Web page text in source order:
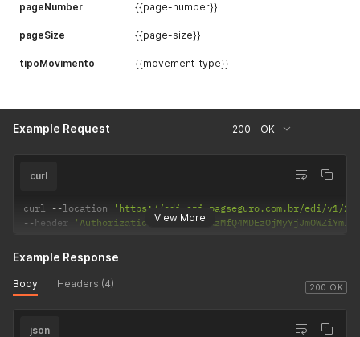
pageNumber {{page-number}}
pageSize {{page-size}}
tipoMovimento {{movement-type}}
Example Request 200 - OK
View More
curl
curl --location
'https://edi.api.pagseguro.com.br/edi/v1/2.00/
--header 'Authorization: Basic
200 OK
Example Response
Body Headers (4)
json